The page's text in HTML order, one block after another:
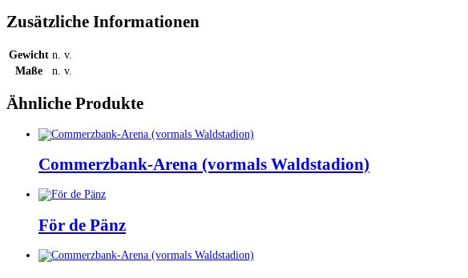
Zusätzliche Informationen
Gewicht n. v.
Maße
n. v.
Ähnliche Produkte
Commerzbank-Arena (vormals Waldstadion)
Dieses
weist
mehrere
auf.
För de Pänz
Dieses